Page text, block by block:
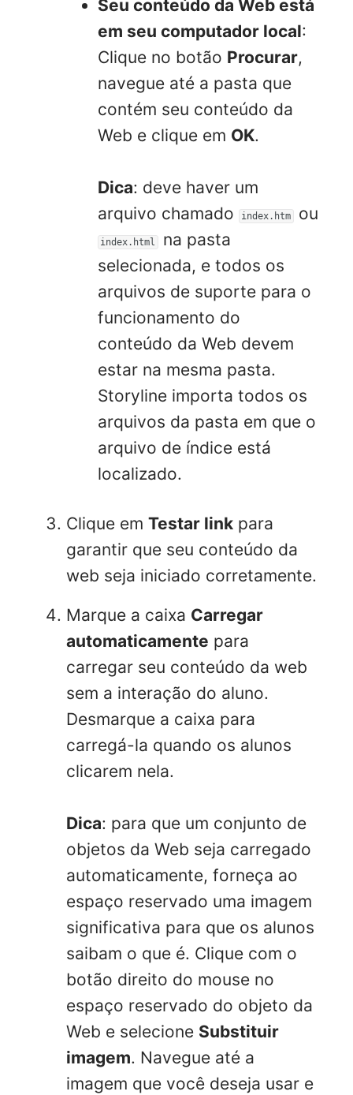
Seu conteúdo da Web está
em seu computador local:
Clique no botão Procurar,
navegue até a pasta que
contém seu conteúdo da
Web e clique em OK.
Dica: deve haver um
arquivo chamado
index.htm ou
index.html na pasta
selecionada, e todos os
arquivos de suporte para o
funcionamento do
conteúdo da Web devem
estar na mesma pasta.
Storyline importa todos os
arquivos da pasta em que o
arquivo de índice está
localizado.
Clique em Testar link para
garantir que seu conteúdo da
web seja iniciado corretamente.
Marque a caixa Carregar
automaticamente para
carregar seu conteúdo da web
sem a interação do aluno.
Desmarque a caixa para
carregá-la quando os alunos
clicarem nela.
Dica: para que um conjunto de
objetos da Web seja carregado
automaticamente, forneça ao
espaço reservado uma imagem
significativa para que os alunos
saibam o que é. Clique com o
botão direito do mouse no
espaço reservado do objeto da
Web e selecione Substituir
imagem. Navegue até a
imagem que você deseja usar e